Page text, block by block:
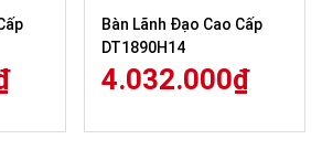
Bàn Lãnh Đạo Cao Cấp
DT1890H14
4.032.000₫